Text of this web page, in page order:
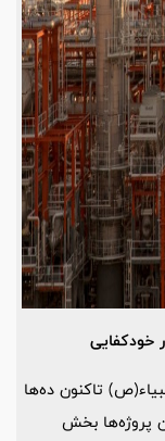
خودکفایی
تاکنون ده‌ها
پروژه‌ها بخش